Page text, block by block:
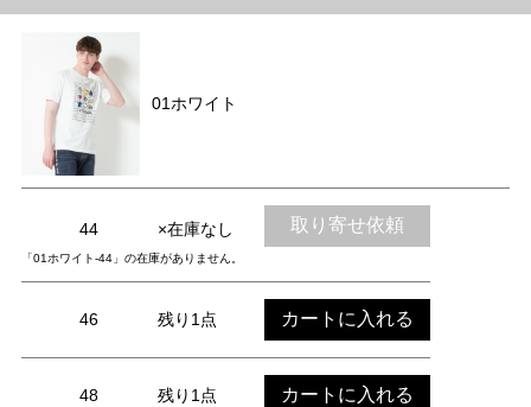
01ホワイト
44 ×在庫なし 取り寄せ依頼
「01ホワイト-44」の在庫がありません。
46 残り1点 カートに入れる
48 残り1点 カートに入れる